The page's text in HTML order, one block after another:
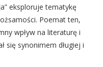
eksploruje tematykę
Poemat ten,
wpływ na literaturę i
się synonimem długiej i